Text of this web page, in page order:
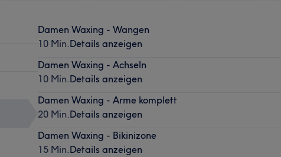
Damen Waxing - Wangen
10 Min.Details anzeigen
Damen Waxing - Achseln
10 Min.Details anzeigen
Damen Waxing - Arme komplett
20 Min.Details anzeigen
Damen Waxing - Bikinizone
15 Min.Details anzeigen